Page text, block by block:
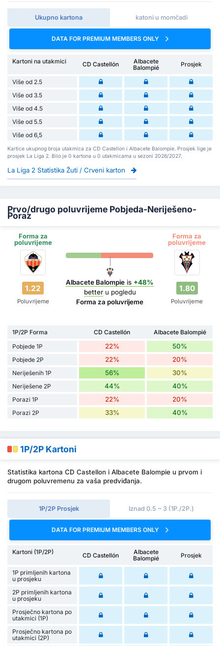
Ukupno kartona katoni u momčadi
DATA FOR PREMIUM MEMBERS ONLY
Kartoni na utakmici CD Castellón
Albacete
Balompié
Prosjek
Više od 2.5
Više od 3.5
Više od 4.5
Više od 5.5
Više od 6,5
Kartice ukupnog broja utakmica za CD Castellon i Albacete Balompie. Prosjek lige je
prosjek La Liga 2. Bilo je 0 kartona u 0 utakmicama u sezoni 2026/2027.
La Liga 2 Statistika Žuti / Crveni karton
Prvo/drugo poluvrijeme Pobjeda-Neriješeno-
Poraz
Forma za
poluvrijeme
Forma za
poluvrijeme
1.22
Poluvrijeme
Albacete Balompie is +48%
betteru pogledu
Forma za poluvrijeme
1.80
Poluvrijeme
1P/2P Forma CD Castellón
Albacete Balompié
Pobjede 1P
22% 50%
Pobjede 2P 22% 20%
Neriješenih 1P 56% 30%
Neriješene 2P 44% 40%
Porazi 1P 22% 20%
Porazi 2P 33% 40%
1P/2P Kartoni
Statistika kartona CD Castellon i Albacete Balompie u prvom i
drugom poluvremenu za vaša predviđanja.
1P/2P Prosjek Iznad 0.5 ~ 3 (1P./2P.)
DATA FOR PREMIUM MEMBERS ONLY
Kartoni (1P/2P) CD Castellón
Albacete
Balompié
Prosjek
1P primljenih kartona
u prosjeku
2P primljenih kartona
u prosjeku
Prosječno kartona po
utakmici (1P)
Prosječno kartona po
utakmici (2P)